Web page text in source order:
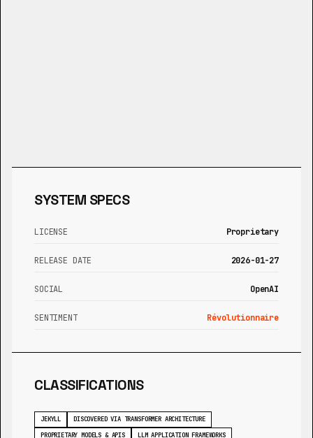
SYSTEM SPECS
LICENSE Proprietary
RELEASE DATE 2026-01-27
SOCIAL OpenAI
SENTIMENT Révolutionnaire
CLASSIFICATIONS
JEKYLL
DISCOVERED VIA TRANSFORMER ARCHITECTURE
PROPRIETARY MODELS & APIS
LLM APPLICATION FRAMEWORKS